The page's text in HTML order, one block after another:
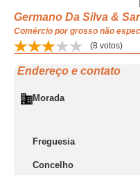
Germano Da Silva &
Comércio por grosso não
(8 votos)
Endereço e contato
Morada
Freguesia
Concelho